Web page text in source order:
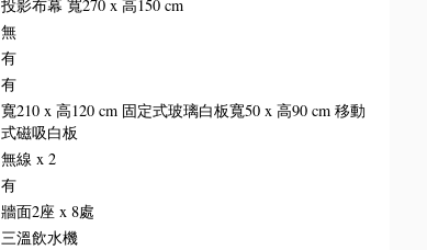
投影布幕 寬270 x 高150 cm
無
有
有
寬210 x 高120 cm 固定式玻璃白板寬50 x 高90 cm 移動
式磁吸白板
無線 x 2
有
牆面2座 x 8處
三溫飲水機